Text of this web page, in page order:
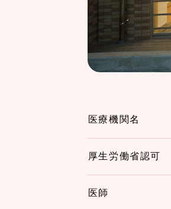
医療機関名
厚生労働省認可
医師